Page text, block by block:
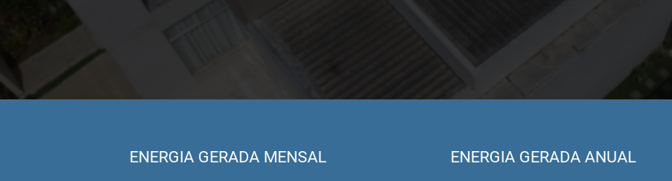
ENERGIA GERADA MENSAL ENERGIA GERADA ANUAL